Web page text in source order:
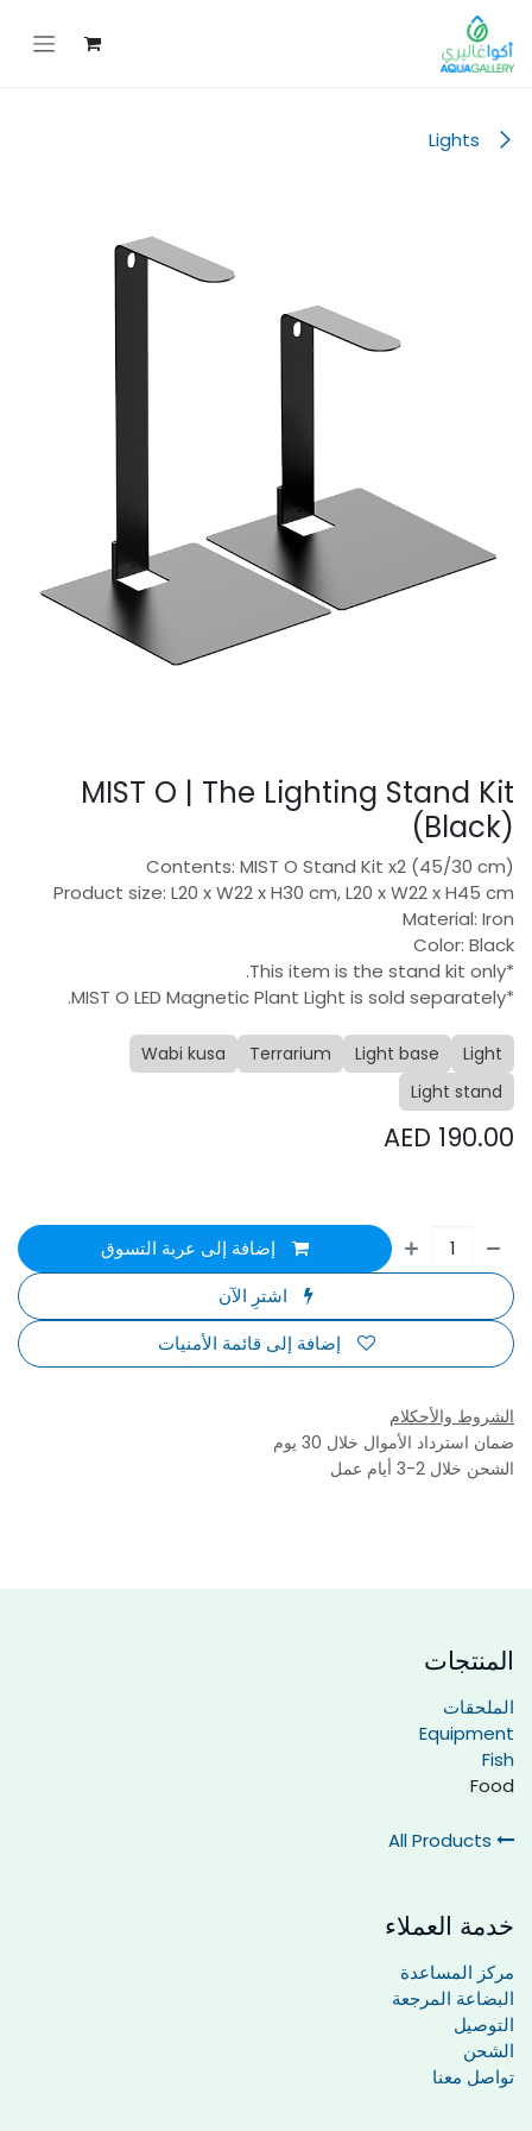
تخطي للذهاب إلى المحتوى
MIST O | The Lighting Stand Kit
(Black)
Contents: MIST O Stand Kit x2 (45/30 cm)
Product size: L20 x W22 x H30 cm, L20 x W22 x H45 cm
Material: Iron
Color: Black
*This item is the stand kit only.
*MIST O LED Magnetic Plant Light is sold separately.
Light
Light base
Terrarium
Wabi kusa
Light stand
190.00
إضافة إلى عربة التسوق
اشترِ الآن
إضافة إلى قائمة الأمنيات
الشروط والأحكلام
ضمان استرداد الأموال خلال 30 يوم
الشحن خلال 2-3 أيام عمل
المنتجات
الملحقات
Equipment
Fish
Food
خدمة العملاء
مركز المساعدة
البضاعة المرجعة
التوصيل
الشحن
تواصل معنا